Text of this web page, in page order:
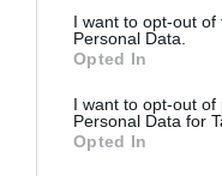
consent section.
I want to opt-out of
Personal Data.
Opted In
I want to opt-out of
Personal Data for
Opted In